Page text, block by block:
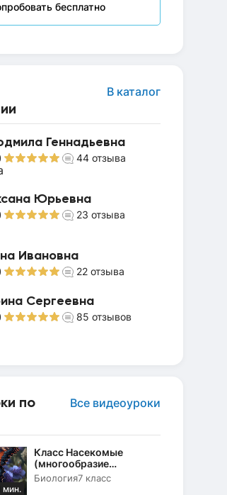
бесплатно
В каталог
Геннадьевна
44 отзыва
Юрьевна
23 отзыва
Ивановна
22 отзыва
Сергеевна
85 отзывов
по
Все видеоуроки
мин.
Класс Насекомые
(многообразие
насекомых, их роль в
Биология7 класс